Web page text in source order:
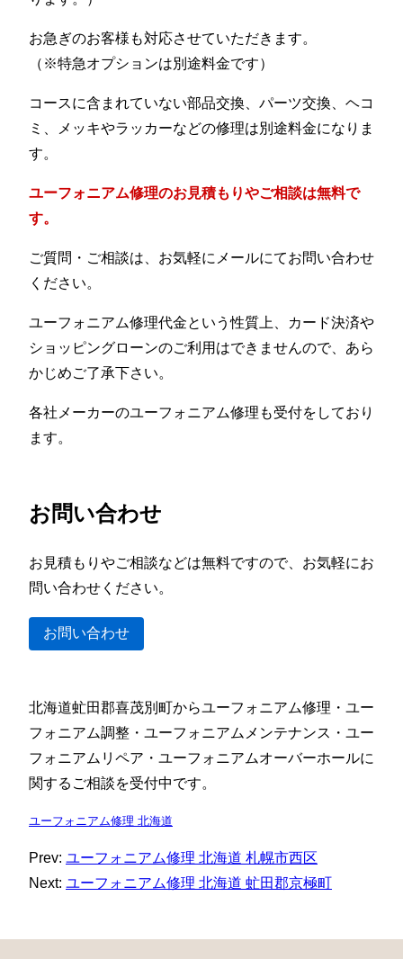
お急ぎのお客様も対応させていただきます。
（※特急オプションは別途料金です）
コースに含まれていない部品交換、パーツ交換、ヘコ
ミ、メッキやラッカーなどの修理は別途料金になりま
す。
ユーフォニアム修理のお見積もりやご相談は無料で
す。
ご質問・ご相談は、お気軽にメールにてお問い合わせ
ください。
ユーフォニアム修理代金という性質上、カード決済や
ショッピングローンのご利用はできませんので、あら
かじめご了承下さい。
各社メーカーのユーフォニアム修理も受付をしており
ます。
お問い合わせ
お見積もりやご相談などは無料ですので、お気軽にお
問い合わせください。
お問い合わせ
北海道虻田郡喜茂別町からユーフォニアム修理・ユー
フォニアム調整・ユーフォニアムメンテナンス・ユー
フォニアムリペア・ユーフォニアムオーバーホールに
関するご相談を受付中です。
ユーフォニアム修理 北海道
Prev: ユーフォニアム修理 北海道 札幌市西区
Next: ユーフォニアム修理 北海道 虻田郡京極町